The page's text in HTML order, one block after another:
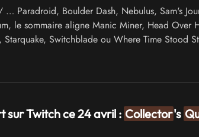
Paradroid, Boulder Dash, Nebulus, Sam's
le sommaire aligne Manic Miner, Head Over
Starquake, Switchblade ou Where Time Stood
se veut …
sur Twitch ce 24 avril : Collector's